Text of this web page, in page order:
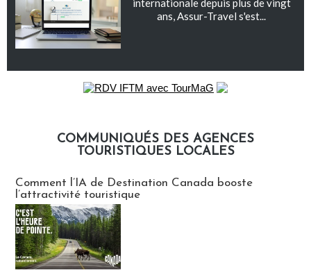
internationale depuis plus de vingt
ans, Assur-Travel s'est...
COMMUNIQUÉS DES AGENCES
TOURISTIQUES LOCALES
Comment l’IA de Destination Canada booste
l’attractivité touristique